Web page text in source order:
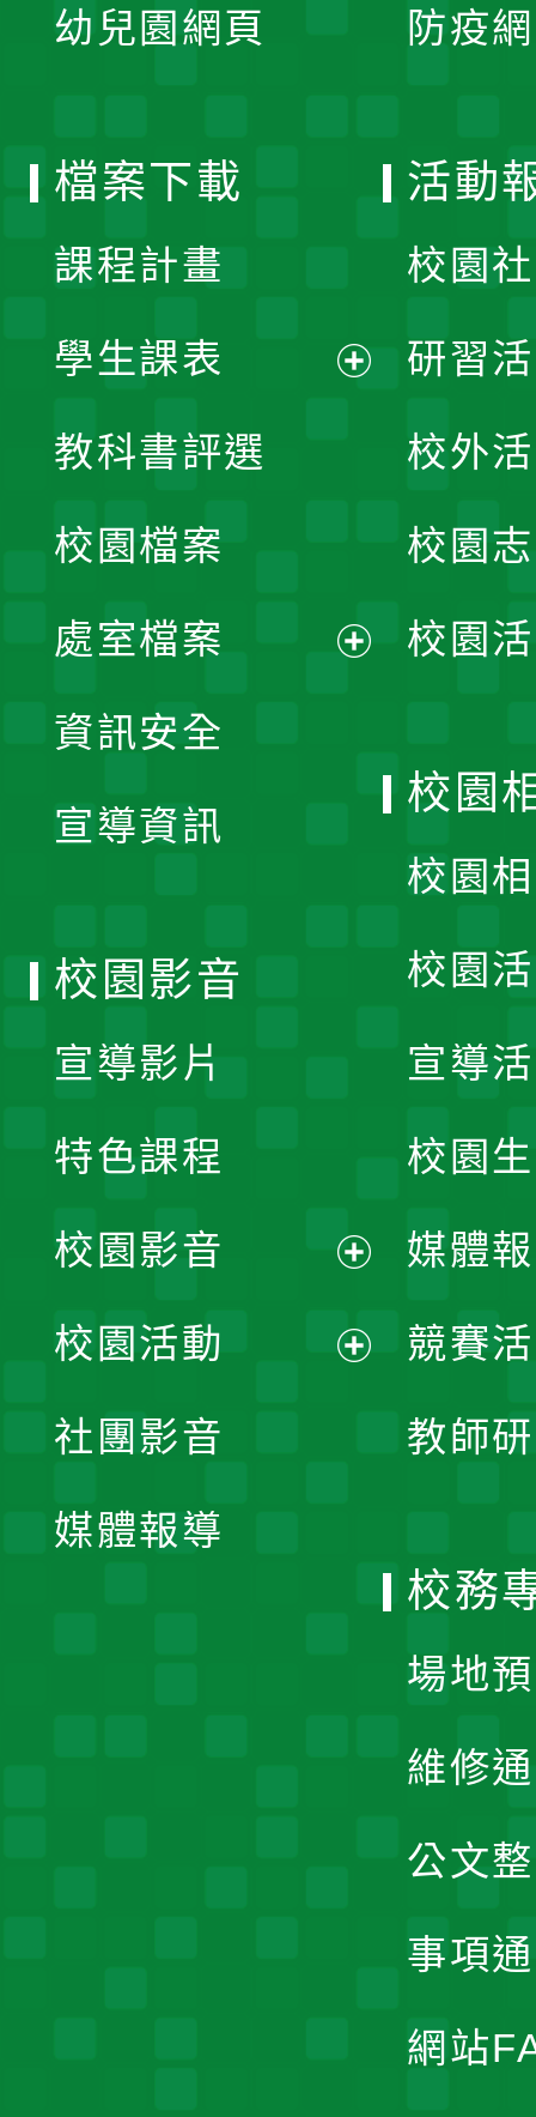
幼兒園網頁 防疫
檔案下載
課程計畫
學生課表
單
教科書評選
校園檔案
處室檔案
資訊安全
宣導資訊
活動
校園
研習
校外
校園
校園
校園
校園
校園
宣導
校園
媒體
競賽
教師
校園影音
宣導影片
特色課程
校園影音
開
校園活動
社團影音
媒體報導
校務
場地
維修
公文
事項
網站